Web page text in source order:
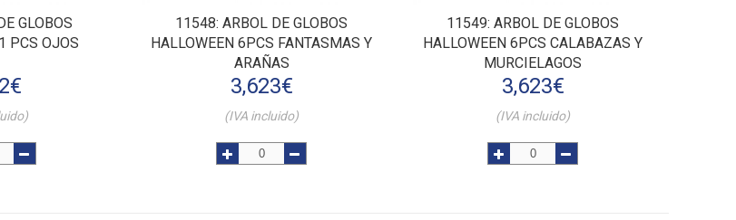
GLOBOS
PCS OJOS
€
11548: ARBOL DE GLOBOS
HALLOWEEN 6PCS FANTASMAS Y
ARAÑAS
3,623€
(IVA incluido)
11549: ARBOL DE GLOBOS
HALLOWEEN 6PCS CALABAZAS Y
MURCIELAGOS
3,623€
(IVA incluido)